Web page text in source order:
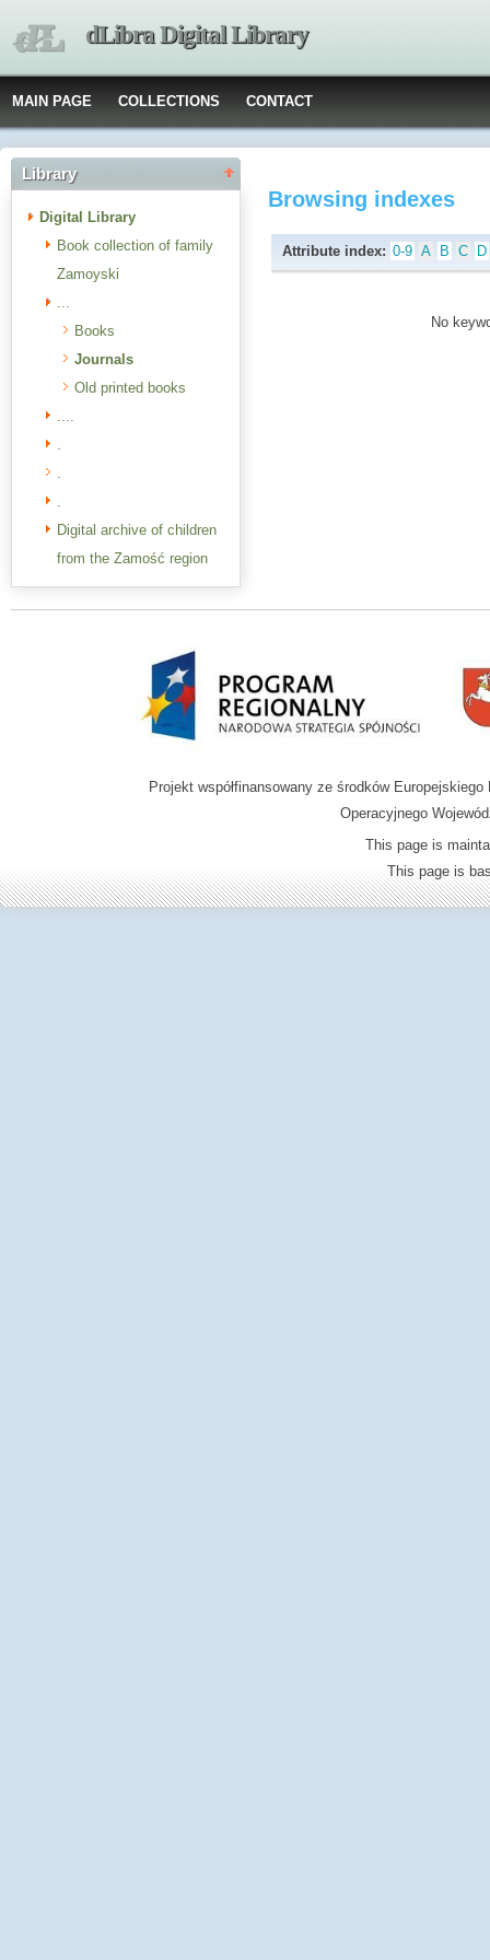
dLibra Digital Library
MAIN PAGE COLLECTIONS CONTACT
Library
Digital Library
Book collection of family
Zamoyski
...
Books
Journals
Old printed books
....
.
.
.
Digital archive of children
from the Zamość region
Browsing indexes
Attribute index: 0-9 A B C D
No
Projekt współfinansowany ze środków
Operacyjnego
This page is
This page is